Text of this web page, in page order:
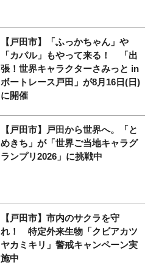
【戸田市】「ふっかちゃん」や
「カパル」もやって来る！ 「出
張！世界キャラクターさみっと in
ボートレース戸田」が8月16日(日)
に開催
【戸田市】戸田から世界へ。「と
めきち」が「世界ご当地キャラグ
ランプリ2026」に挑戦中
【戸田市】市内のサクラを守
れ！ 特定外来生物「クビアカツ
ヤカミキリ」警戒キャンペーン実
施中